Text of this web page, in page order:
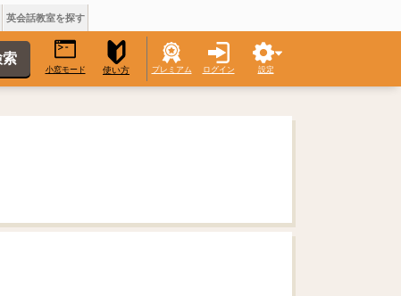
英会話教室を探す
小窓モード 使い方 プレミアム ログイン 設定